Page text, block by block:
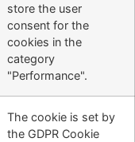
store the user
consent for the
cookies in the
category
"Performance".
The cookie is set by
the GDPR Cookie